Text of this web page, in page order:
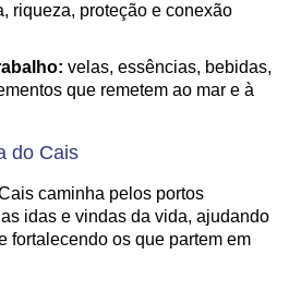
riqueza, proteção e conexão
velas, essências, bebidas,
que remetem ao mar e à
do Cais
caminha pelos portos
idas e vindas da vida, ajudando
fortalecendo os que partem em